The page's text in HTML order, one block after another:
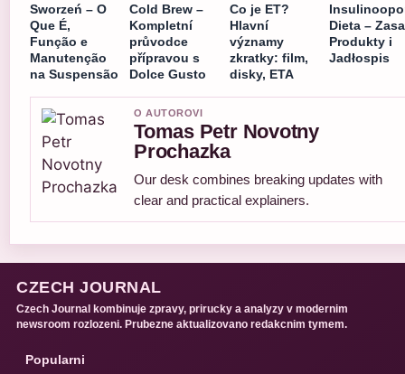
Sworzeń – O
Que É,
Função e
Manutenção
na Suspensão
Cold Brew –
Kompletní
průvodce
přípravou s
Dolce Gusto
Co je ET?
Hlavní
významy
zkratky: film,
disky, ETA
Dieta –
Produkty i
Jadłospis
O AUTOROVI
Tomas Petr Novotny
Prochazka
Our desk combines breaking updates with
clear and practical explainers.
CZECH JOURNAL
Czech Journal kombinuje zpravy, prirucky a analyzy v modernim
newsroom rozlozeni. Prubezne aktualizovano redakcnim tymem.
Popularni